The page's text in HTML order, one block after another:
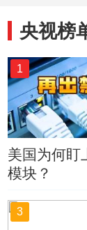
央视榜
1
美国为何盯
模块？
3